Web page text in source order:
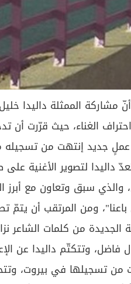
مشاركة الممثلة داليدا
الغناء، حيث قرّرت أن
جديد إنتهت من تسجيله
داليدا لتصوير الأغنية على
والذي سبق وتعاون مع أبرز
باعنا"، ومن المرتقب أن يتمّ
الجديدة من كلمات الشاعر
فاضل، وتتكتّم داليدا عن
من تسجيلها في بيروت،